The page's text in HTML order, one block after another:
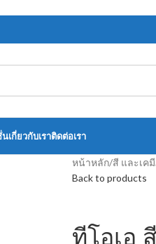
นเกี่ยวกับเราติดต่อเรา
หน้าหลัก/สี และเค
Back to products